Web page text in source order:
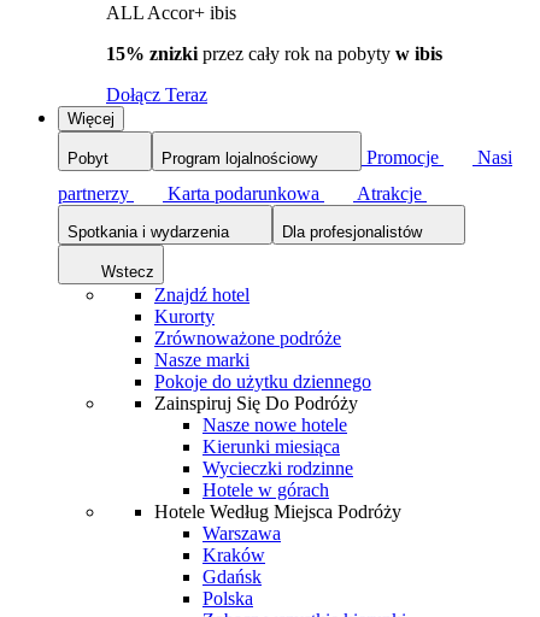
ALL Accor+ ibis
15% znizki przez cały rok na pobyty w ibis
Dołącz Teraz
Więcej
Pobyt Program lojalnościowy Promocje
Nasi
partnerzy
Karta podarunkowa Atrakcje
Spotkania i wydarzenia Dla profesjonalistów
Wstecz
Znajdź hotel
Kurorty
Zrównoważone podróże
Nasze marki
Pokoje do użytku dziennego
Zainspiruj Się Do Podróży
Nasze nowe hotele
Kierunki miesiąca
Wycieczki rodzinne
Hotele w górach
Hotele Według Miejsca Podróży
Warszawa
Kraków
Gdańsk
Polska